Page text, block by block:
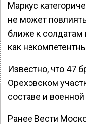
Маркус
не может
ближе к солдатам
как
Известно, что 47
Ореховском
составе и военной
Ранее Вести